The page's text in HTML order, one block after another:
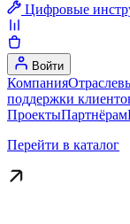
Цифровые
Войти
Компания
поддержки
ПроектыПартнёрам
Перейти в каталог